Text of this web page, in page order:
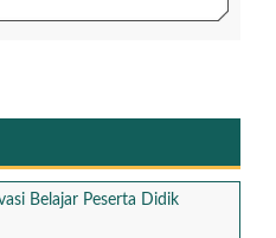
Belajar Peserta Didik